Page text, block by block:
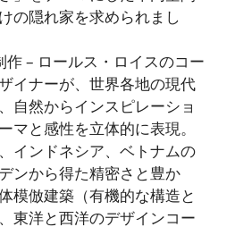
の隠れ家を求められまし
作 – ロールス・ロイスのコー
イナーが、世界各地の現代
自然からインスピレーショ
マと感性を立体的に表現。
インドネシア、ベトナムの
ンから得た精密さと豊か
模倣建築（有機的な構造と
東洋と西洋のデザインコー